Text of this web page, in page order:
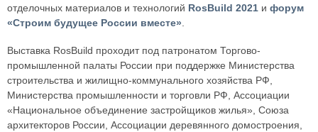
отделочных материалов и технологий RosBuild 2021 и форум
«Строим будущее России вместе».
Выставка RosBuild проходит под патронатом Торгово-
промышленной палаты России при поддержке Министерства
строительства и жилищно-коммунального хозяйства РФ,
Министерства промышленности и торговли РФ, Ассоциации
«Национальное объединение застройщиков жилья», Союза
архитекторов России, Ассоциации деревянного домостроения,